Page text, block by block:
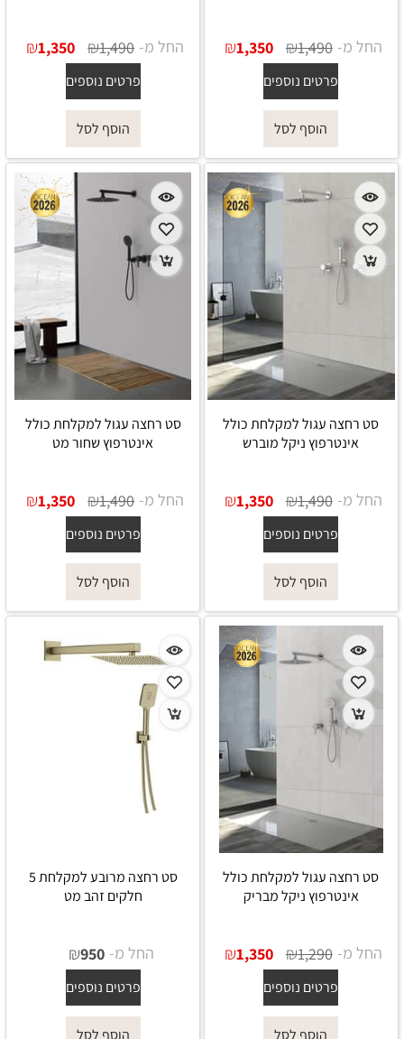
החל מ- ₪1,490
₪1,350
פרטים נוספים
הוסף לסל
החל מ- ₪1,490
₪1,350
פרטים נוספים
הוסף לסל
סט רחצה עגול למקלחת כולל
אינטרפוץ ניקל מוברש
החל מ- ₪1,490
₪1,350
פרטים נוספים
הוסף לסל
סט רחצה עגול למקלחת כולל
אינטרפוץ שחור מט
החל מ- ₪1,490
₪1,350
פרטים נוספים
הוסף לסל
סט רחצה עגול למקלחת כולל
אינטרפוץ ניקל מבריק
החל מ- ₪1,290
₪1,350
פרטים נוספים
הוסף לסל
סט רחצה מרובע למקלחת 5
חלקים זהב מט
החל מ- ₪950
פרטים נוספים
הוסף לסל